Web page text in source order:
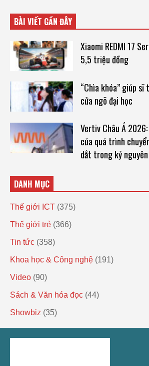
BÀI VIẾT GẦN ĐÂY
Xiaomi REDMI 17
5,5 triệu đồng
“Chìa khóa” giúp
cửa ngõ đại học
Vertiv Châu Á
của quá trình
dắt trong kỷ
DANH MỤC
Thế giới ICT (375)
Thế giới trẻ (366)
Tin tức (358)
Khoa học & Công nghệ (191)
Video (90)
Sách & Văn hóa đọc (44)
Showbiz (35)